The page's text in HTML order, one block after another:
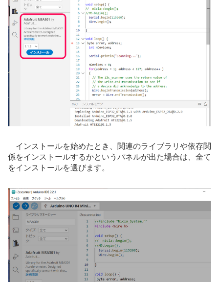
インストールを始めたとき、関連のライブラリや依存関
係をインストールするかというパネルが出た場合は、全て
をインストールを選びます。